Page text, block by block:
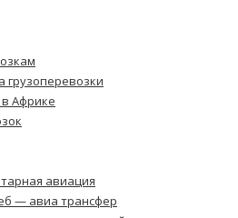
Африке
авиация
— авиа трансфер